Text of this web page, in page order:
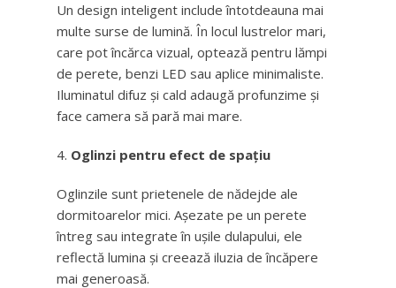
Un design inteligent include întotdeauna mai
multe surse de lumină. În locul lustrelor mari,
care pot încărca vizual, optează pentru lămpi
de perete, benzi LED sau aplice minimaliste.
Iluminatul difuz și cald adaugă profunzime și
face camera să pară mai mare.
Oglinzi pentru efect de spațiu
Oglinzile sunt prietenele de nădejde ale
dormitoarelor mici. Așezate pe un perete
întreg sau integrate în ușile dulapului, ele
reflectă lumina și creează iluzia de încăpere
mai generoasă.